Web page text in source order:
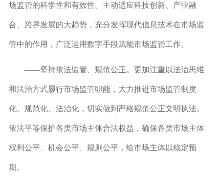
场监管的科学性和有效性。主动适应科技创新、产业融
合、跨界发展的大趋势，充分发挥现代信息技术在市场监
管中的作用，广泛运用数字手段赋能市场监管工作。
——坚持依法监管、规范公正。 更加注重以法治思维
和法治方式履行市场监管职能，大力推进市场监管制度
化、规范化、法治化，切实做到严格规范公正文明执法。
依法平等保护各类市场主体合法权益，确保各类市场主体
权利公平、机会公平、规则公平，给市场主体以稳定预
期。